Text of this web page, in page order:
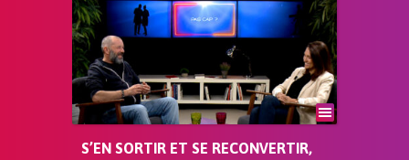
S’EN SORTIR ET SE RECONVERTIR,